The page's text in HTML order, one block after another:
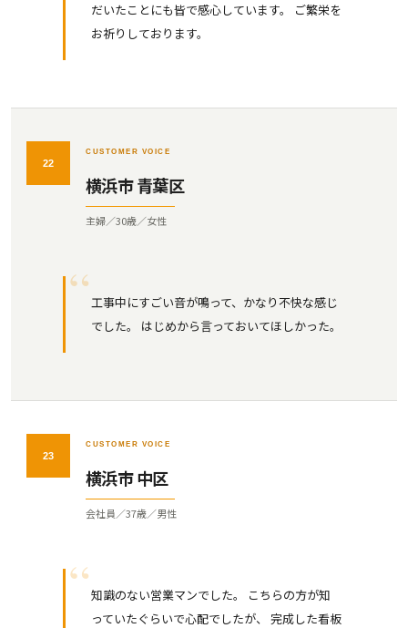
だいたことにも皆で感心しています。 ご繁栄を
お祈りしております。
22
CUSTOMER VOICE
横浜市 青葉区
主婦／30歳／女性
工事中にすごい音が鳴って、かなり不快な感じ
でした。 はじめから言っておいてほしかった。
23
CUSTOMER VOICE
横浜市 中区
会社員／37歳／男性
知識のない営業マンでした。 こちらの方が知
っていたぐらいで心配でしたが、 完成した看板